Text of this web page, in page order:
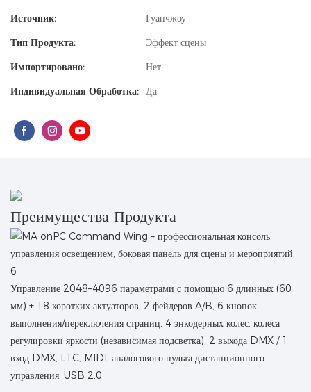
Источник:
Гуанчжоу
Тип Продукта:
Эффект сцены
Импортировано:
Нет
Индивидуальная Обработка: Да
Преимущества Продукта
Управление 2048–4096 параметрами с помощью 6 длинных (60
мм) + 18 коротких актуаторов, 2 фейдеров A/B, 6 кнопок
выполнения/переключения страниц, 4 энкодерных колес, колеса
регулировки яркости (независимая подсветка), 2 выхода DMX / 1
вход DMX, LTC, MIDI, аналогового пульта дистанционного
управления, USB 2.0